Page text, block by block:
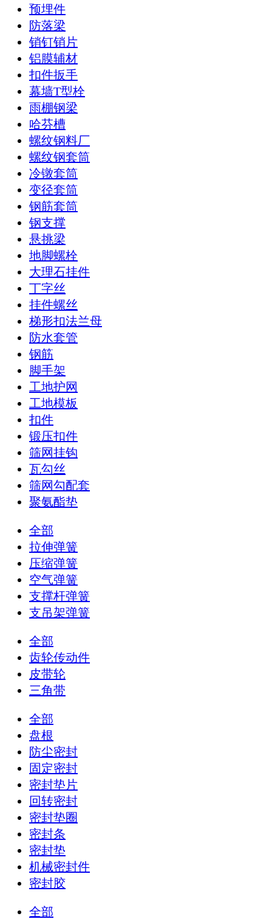
预埋件
防落梁
销钉销片
铝膜辅材
扣件扳手
幕墙T型栓
雨棚钢梁
哈芬槽
螺纹钢料厂
螺纹钢套筒
冷镦套筒
变径套筒
钢筋套筒
钢支撑
悬挑梁
地脚螺栓
大理石挂件
丁字丝
挂件螺丝
梯形扣法兰母
防水套管
钢筋
脚手架
工地护网
工地模板
扣件
锻压扣件
筛网挂钩
瓦勾丝
筛网勾配套
聚氨酯垫
全部
拉伸弹簧
压缩弹簧
空气弹簧
支撑杆弹簧
支吊架弹簧
全部
齿轮传动件
皮带轮
三角带
全部
盘根
防尘密封
固定密封
密封垫片
回转密封
密封垫圈
密封条
密封垫
机械密封件
密封胶
全部